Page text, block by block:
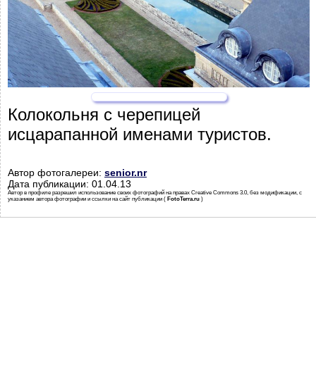
Колокольня с черепицей
исцарапанной именами туристов.
Автор фотогалереи: senior.nr
Дата публикации: 01.04.13
Автор в профиле разрешил использование своих фотографий на правах Creative Commons 3.0, без модификации, с
указанием автора фотографии и ссылки на сайт публикации ( FotoTerra.ru )